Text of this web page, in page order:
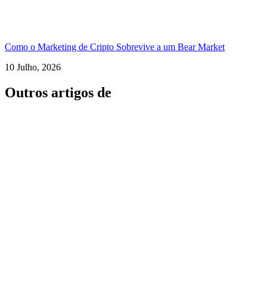
Como o Marketing de Cripto Sobrevive a um Bear Market
10 Julho, 2026
Outros artigos de